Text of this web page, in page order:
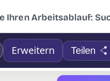
Ihren Arbeitsablauf:
Erweitern Teilen